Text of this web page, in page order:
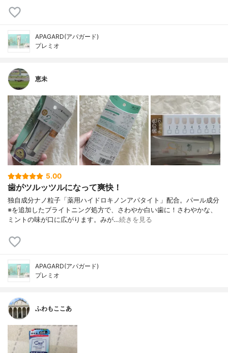
APAGARD(アパガード)
プレミオ
恵未
5.00
歯がツルッツルになって爽快！
独自成分ナノ粒子「薬用ハイドロキノンアパタイト」配合。パール成分
※を追加したブライトニング処方で、さわやか白い歯に！さわやかな、
ミントの味が口に広がります。みが…続きを見る
APAGARD(アパガード)
プレミオ
ふわもここあ